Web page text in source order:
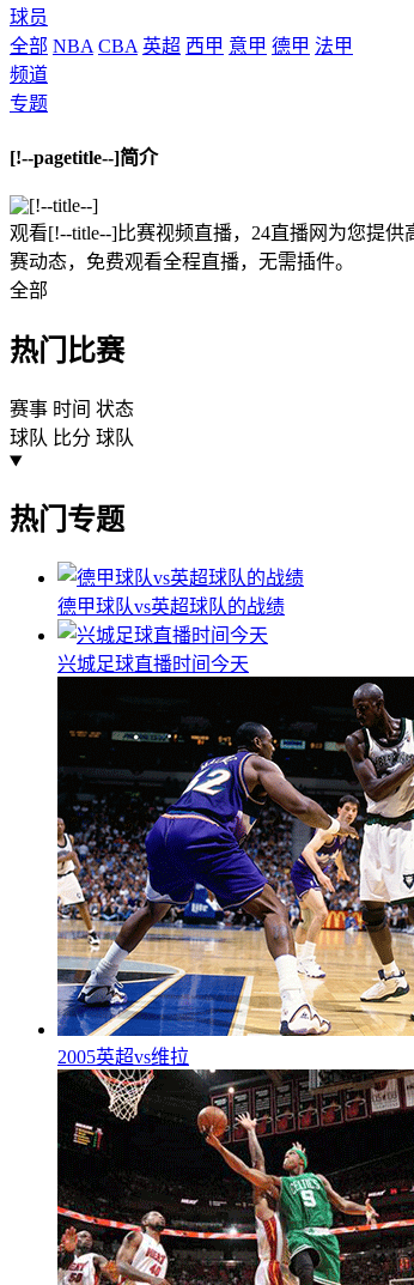
球员
全部 NBA CBA 英超 西甲 意甲 德甲 法甲
频道
专题
[!--pagetitle--]简介
观看[!--title--]比赛视频直播，24直播网为您提
赛动态，免费观看全程直播，无需插件。
全部
热门比赛
赛事 时间 状态
球队 比分 球队
热门专题
德甲球队vs英超球队的战绩
兴城足球直播时间今天
2005英超vs维拉